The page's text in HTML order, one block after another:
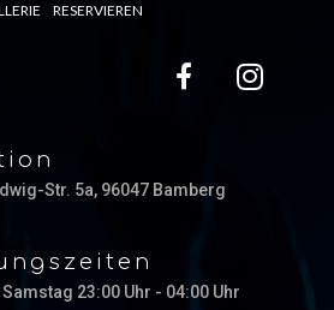
RESERVIEREN
Str. 5a, 96047 Bamberg
23:00 Uhr - 04:00 Uhr